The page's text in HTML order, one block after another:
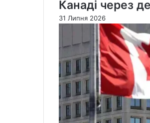
Канаді через
31 Липня 2026